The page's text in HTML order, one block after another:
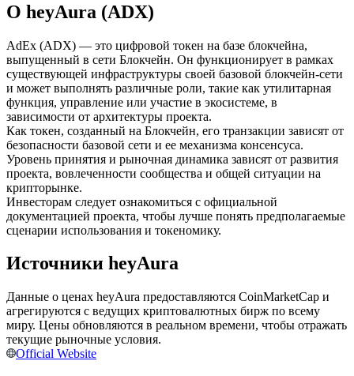
Копирование торговли
Присоединяйтесь к лучшим трейдерам
Станьте копи-трейдером
Наслаждайтесь распределением прибыли и комиссиями
за копи-трейдинг
О heyAura (ADX)
AdEx (ADX) — это цифровой токен на базе блокчейна,
выпущенный в сети Блокчейн. Он функционирует в рамках
существующей инфраструктуры своей базовой блокчейн-сети
и может выполнять различные роли, такие как утилитарная
функция, управление или участие в экосистеме, в
зависимости от архитектуры проекта.
Как токен, созданный на Блокчейн, его транзакции зависят от
безопасности базовой сети и ее механизма консенсуса.
Уровень принятия и рыночная динамика зависят от развития
проекта, вовлеченности сообщества и общей ситуации на
крипторынке.
Инвесторам следует ознакомиться с официальной
документацией проекта, чтобы лучше понять предполагаемые
сценарии использования и токеномику.
Источники heyAura
Данные о ценах heyAura предоставляются CoinMarketCap и
агрегируются с ведущих криптовалютных бирж по всему
миру. Цены обновляются в реальном времени, чтобы отражать
текущие рыночные условия.
Official Website